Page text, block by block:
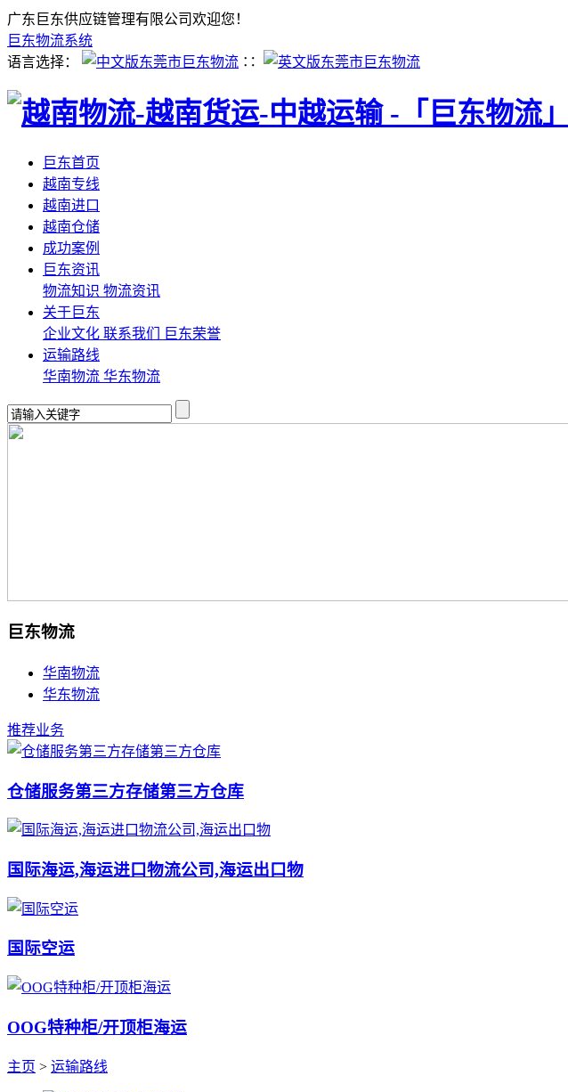
广东巨东供应链管理有限公司欢迎您！
巨东物流系统
语言选择：
∷
巨东首页
越南专线
越南进口
越南仓储
成功案例
巨东资讯
物流知识 物流资讯
关于巨东
企业文化 联系我们
巨东荣誉
运输路线
华南物流 华东物流
巨东物流
华南物流
华东物流
推荐业务
仓储服务第三方存储第三方仓库
国际海运,海运进口物流公司,海运出口物
国际空运
OOG特种柜/开顶柜海运
主页 > 运输路线